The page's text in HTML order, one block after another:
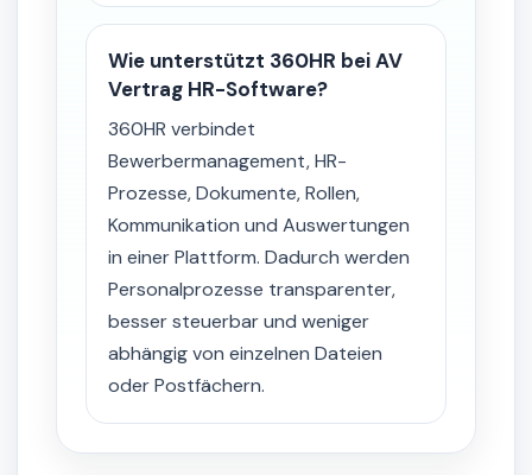
Wie unterstützt 360HR bei AV
Vertrag HR-Software?
360HR verbindet
Bewerbermanagement, HR-
Prozesse, Dokumente, Rollen,
Kommunikation und Auswertungen
in einer Plattform. Dadurch werden
Personalprozesse transparenter,
besser steuerbar und weniger
abhängig von einzelnen Dateien
oder Postfächern.